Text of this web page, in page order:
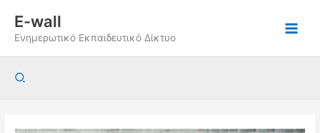
περιεχόμενο
E-wall
Ενημερωτικό Εκπαιδευτικό Δίκτυο
Αναζήτηση